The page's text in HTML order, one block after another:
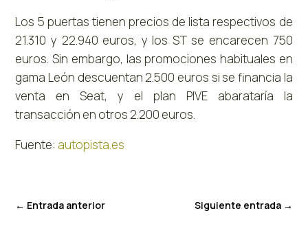
Los 5 puertas tienen precios de lista respectivos de
21.310 y 22.940 euros, y los ST se encarecen 750
euros. Sin embargo, las promociones habituales en
gama León descuentan 2.500 euros si se financia la
venta en Seat, y el plan PIVE abarataría la
transacción en otros 2.200 euros.
Fuente: autopista.es
← Entrada anterior Siguiente entrada→